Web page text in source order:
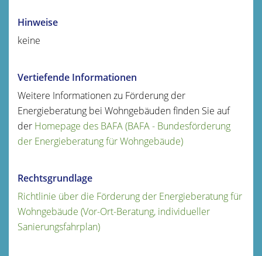
Hinweise
keine
Vertiefende Informationen
Weitere Informationen zu Förderung der
Energieberatung bei Wohngebäuden finden Sie auf
der Homepage des BAFA (BAFA - Bundesförderung
der Energieberatung für Wohngebäude)
Rechtsgrundlage
Richtlinie über die Förderung der Energieberatung für
Wohngebäude (Vor-Ort-Beratung, individueller
Sanierungsfahrplan)